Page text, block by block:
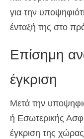
για την
ένταξή της στο
Επίσημη
έγκριση
Μετά την
ή Εσωτερικής
έγκριση της